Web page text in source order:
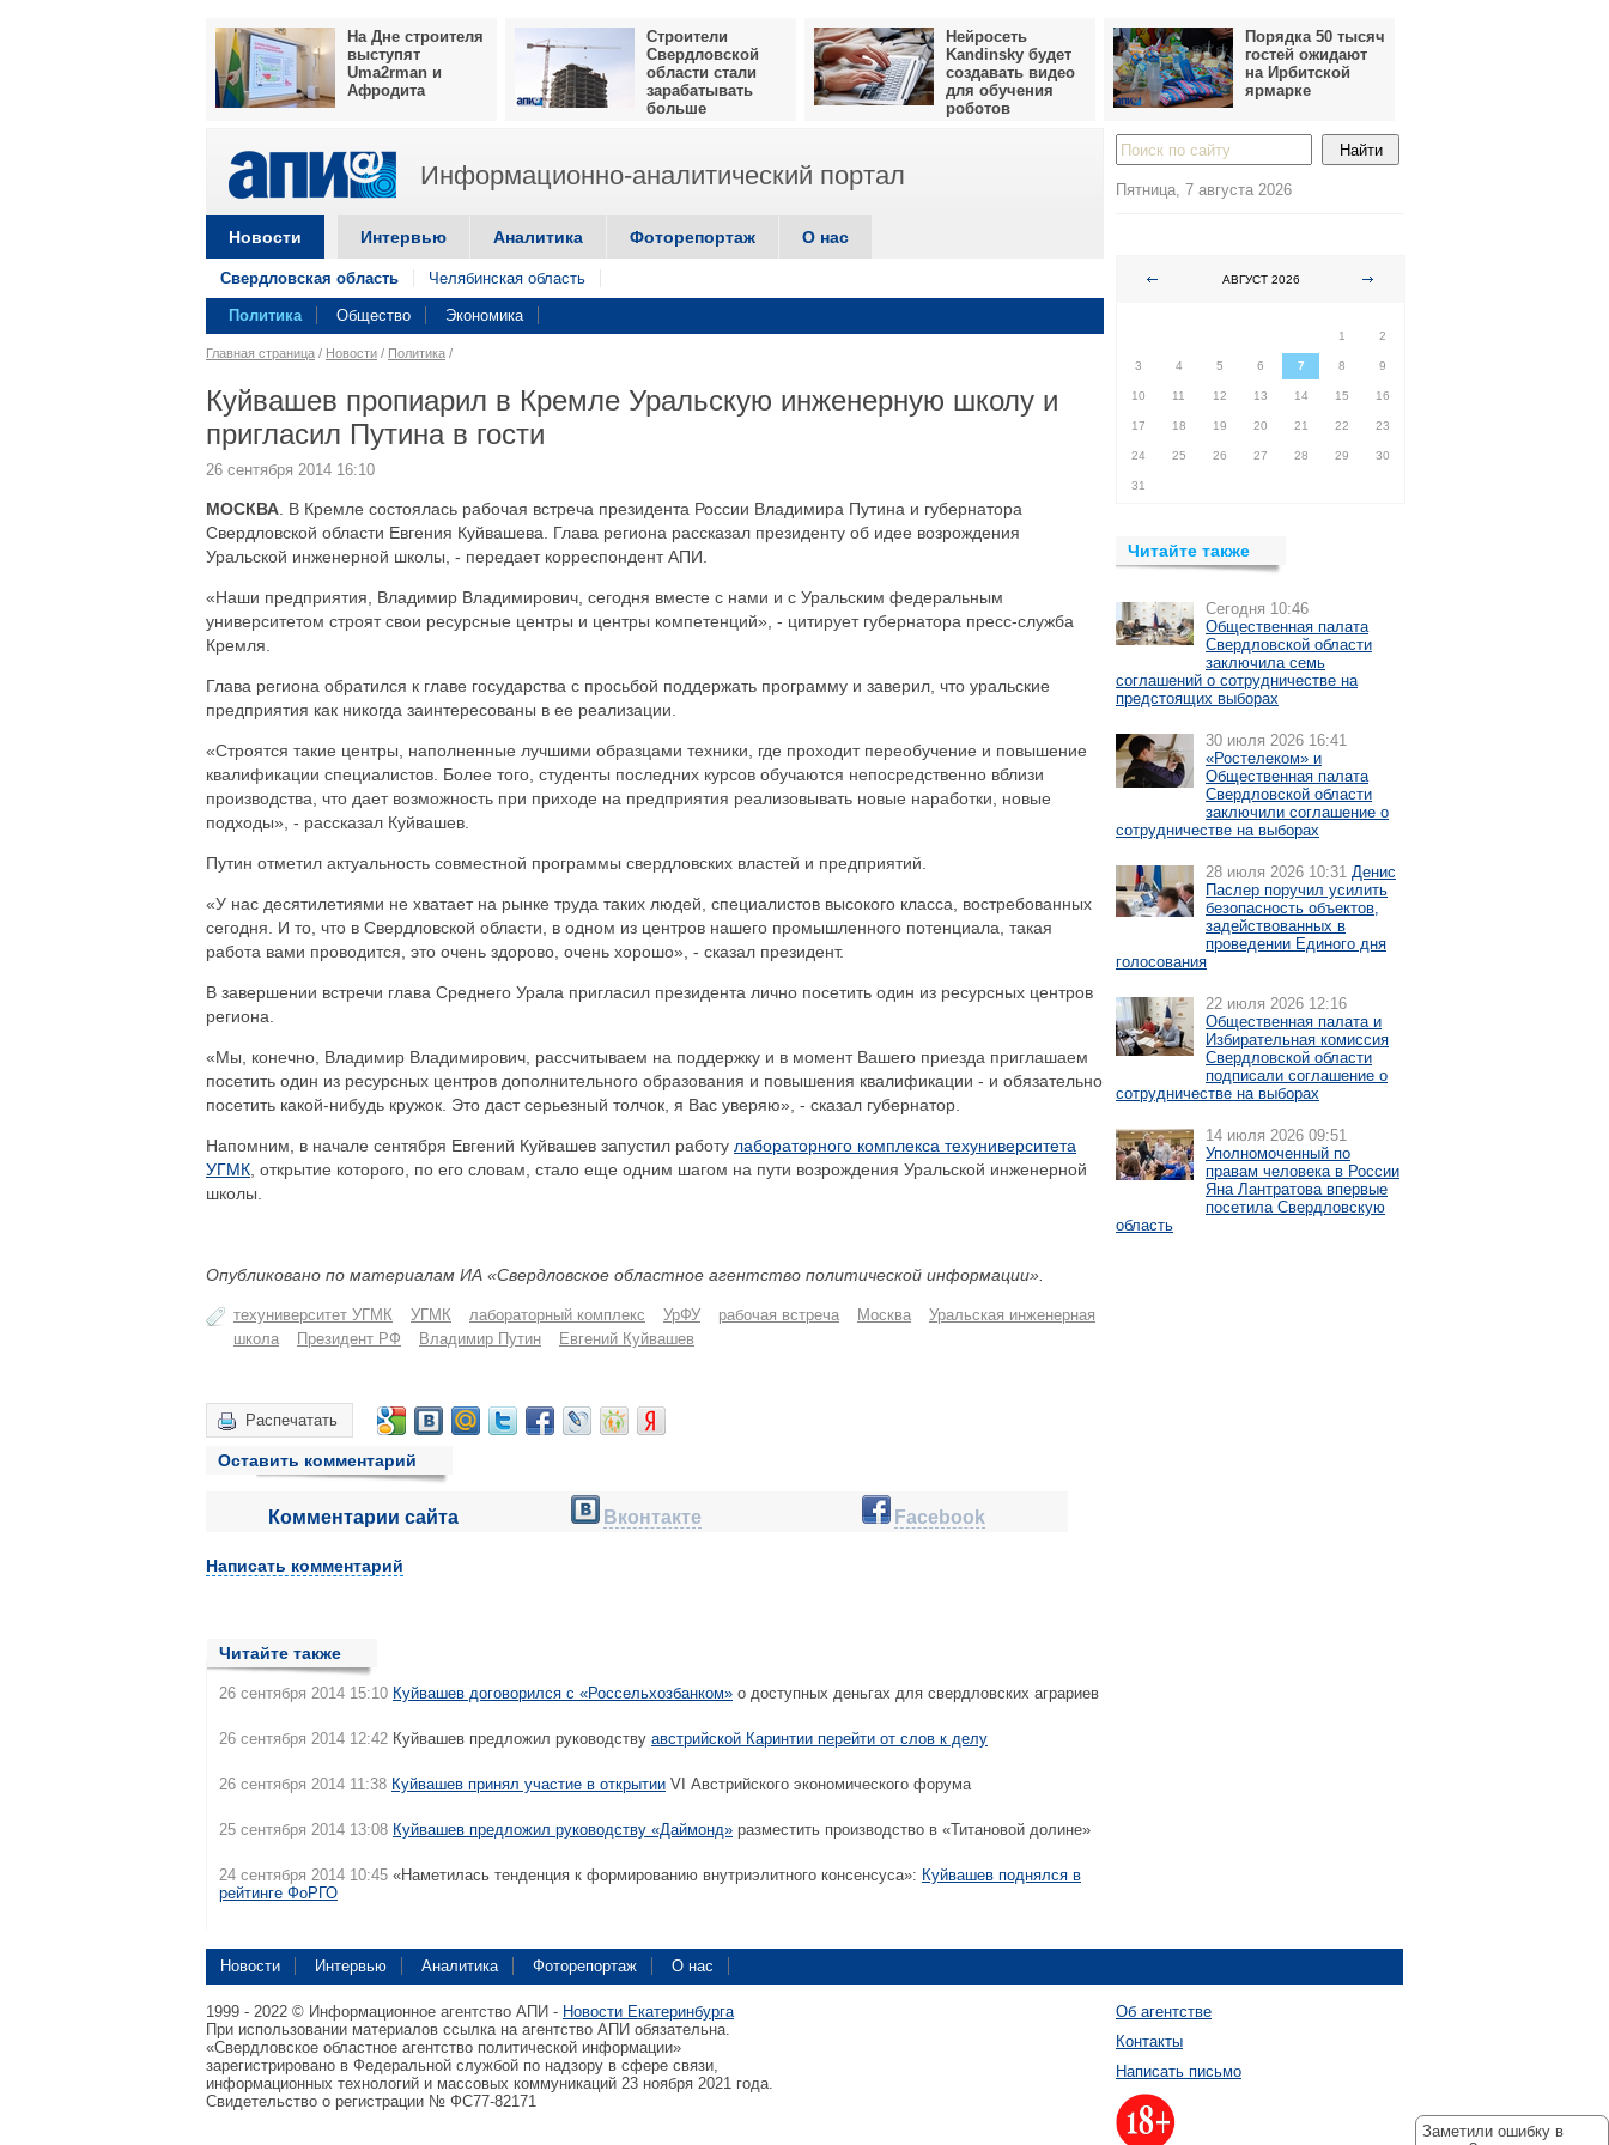
На Дне строителя
выступят
Uma2rman и
Афродита
Строители
Свердловской
области стали
зарабатывать
больше
Нейросеть
Kandinsky будет
создавать видео
для обучения
роботов
Порядка 50 тысяч
гостей ожидают
на Ирбитской
ярмарке
Информационно-аналитический портал
Новости Интервью Аналитика Фоторепортаж О нас
Свердловская область Челябинская область
Политика Общество Экономика
Главная страница / Новости / Политика /
Куйвашев пропиарил в Кремле Уральскую инженерную школу и
пригласил Путина в гости
26 сентября 2014 16:10
МОСКВА . В Кремле состоялась рабочая встреча президента России Владимира Путина и губернатора
Свердловской области Евгения Куйвашева. Глава региона рассказал президенту об идее возрождения
Уральской инженерной школы, - передает корреспондент АПИ.
«Наши предприятия, Владимир Владимирович, сегодня вместе с нами и с Уральским федеральным
университетом строят свои ресурсные центры и центры компетенций», - цитирует губернатора пресс-служба
Кремля.
Глава региона обратился к главе государства с просьбой поддержать программу и заверил, что уральские
предприятия как никогда заинтересованы в ее реализации.
«Строятся такие центры, наполненные лучшими образцами техники, где проходит переобучение и повышение
квалификации специалистов. Более того, студенты последних курсов обучаются непосредственно вблизи
производства, что дает возможность при приходе на предприятия реализовывать новые наработки, новые
подходы», - рассказал Куйвашев.
Путин отметил актуальность совместной программы свердловских властей и предприятий.
«У нас десятилетиями не хватает на рынке труда таких людей, специалистов высокого класса, востребованных
сегодня. И то, что в Свердловской области, в одном из центров нашего промышленного потенциала, такая
работа вами проводится, это очень здорово, очень хорошо», - сказал президент.
В завершении встречи глава Среднего Урала пригласил президента лично посетить один из ресурсных центров
региона.
«Мы, конечно, Владимир Владимирович, рассчитываем на поддержку и в момент Вашего приезда приглашаем
посетить один из ресурсных центров дополнительного образования и повышения квалификации - и обязательно
посетить какой-нибудь кружок. Это даст серьезный толчок, я Вас уверяю», - сказал губернатор.
Напомним, в начале сентября Евгений Куйвашев запустил работу лабораторного комплекса техуниверситета
УГМК , открытие которого, по его словам, стало еще одним шагом на пути возрождения Уральской инженерной
школы.
Опубликовано по материалам ИА «Свердловское областное агентство политической информации».
техуниверситет УГМК УГМК лабораторный комплекс УрФУ рабочая встреча Москва
Уральская инженерная
школа
Президент РФ Владимир Путин Евгений Куйвашев
Распечатать
Оставить комментарий
Комментарии сайта Вконтакте Facebook
Написать комментарий
Читайте также
26 сентября 2014 15:10 Куйвашев договорился с «Россельхозбанком» о доступных деньгах для свердловских аграриев
26 сентября 2014 12:42 Куйвашев предложил руководству австрийской Каринтии перейти от слов к делу
26 сентября 2014 11:38 Куйвашев принял участие в открытии VI Австрийского экономического форума
25 сентября 2014 13:08 Куйвашев предложил руководству «Даймонд» разместить производство в «Титановой долине»
24 сентября 2014 10:45 «Наметилась тенденция к формированию внутриэлитного консенсуса»: Куйвашев поднялся в
рейтинге ФоРГО
Пятница, 7 августа 2026
АВГУСТ 2026
1
2
3 4 5 6 7 8 9
10 11 12 13 14 15 16
17 18 19 20 21 22 23
24 25 26 27 28 29 30
31
Читайте также
Сегодня 10:46
Общественная палата
Свердловской области
заключила семь
соглашений о сотрудничестве на
предстоящих выборах
30 июля 2026 16:41
«Ростелеком» и
Общественная палата
Свердловской области
заключили соглашение о
сотрудничестве на выборах
28 июля 2026 10:31 Денис
Паслер поручил усилить
безопасность объектов,
задействованных в
проведении Единого дня
голосования
22 июля 2026 12:16
Общественная палата и
Избирательная комиссия
Свердловской области
подписали соглашение о
сотрудничестве на выборах
14 июля 2026 09:51
Уполномоченный по
правам человека в России
Яна Лантратова впервые
посетила Свердловскую
область
Новости Интервью Аналитика Фоторепортаж О нас
1999 - 2022 © Информационное агентство АПИ - Новости Екатеринбурга
При использовании материалов ссылка на агентство АПИ обязательна.
«Свердловское областное агентство политической информации»
зарегистрировано в Федеральной службой по надзору в сфере связи,
информационных технологий и массовых коммуникаций 23 ноября 2021 года.
Свидетельство о регистрации № ФС77-82171
Об агентстве
Контакты
Написать письмо
Заметили ошибку в